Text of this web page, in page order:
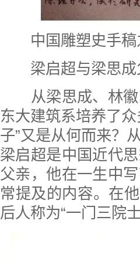
中国雕塑史手
梁启超与梁思
从梁思成、林徽
东大建筑系培养了
子”又是从何而来？
梁启超是中国近代
父亲，他在一生中
常提及的内容。在
后人称为“一门三院